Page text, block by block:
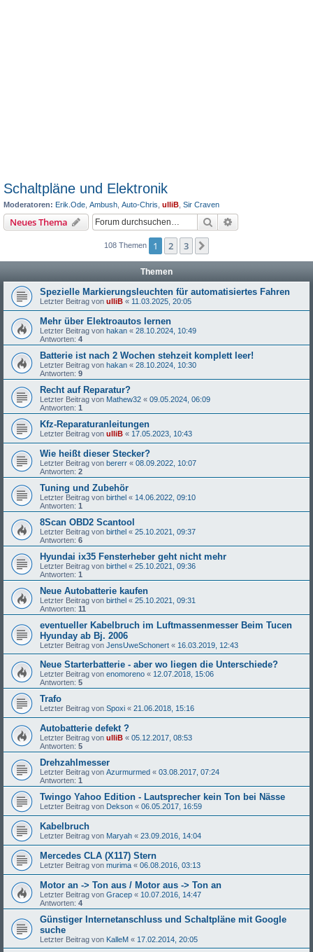
Schaltpläne und Elektronik
Moderatoren: Erik.Ode Ambush Auto-Chris ulliB Sir Craven
Neues Thema Suche
108 Themen 1 2 3
Themen
Spezielle Markierungsleuchten für automatisiertes Fahren
Letzter Beitrag von ulliB « 11.03.2025, 20:05
Mehr über Elektroautos lernen
Letzter Beitrag von hakan « 28.10.2024, 10:49
Antworten: 4
Batterie ist nach 2 Wochen stehzeit komplett leer!
Letzter Beitrag von hakan « 28.10.2024, 10:30
Antworten: 9
Recht auf Reparatur?
Letzter Beitrag von Mathew32 « 09.05.2024, 06:09
Antworten: 1
Kfz-Reparaturanleitungen
Letzter Beitrag von ulliB « 17.05.2023, 10:43
Wie heißt dieser Stecker?
Letzter Beitrag von bererr « 08.09.2022, 10:07
Antworten: 2
Tuning und Zubehör
Letzter Beitrag von birthel « 14.06.2022, 09:10
Antworten: 1
8Scan OBD2 Scantool
Letzter Beitrag von birthel « 25.10.2021, 09:37
Antworten: 6
Hyundai ix35 Fensterheber geht nicht mehr
Letzter Beitrag von birthel « 25.10.2021, 09:36
Antworten: 1
Neue Autobatterie kaufen
Letzter Beitrag von birthel « 25.10.2021, 09:31
Antworten: 11
eventueller Kabelbruch im Luftmassenmesser Beim Tucen
Hyunday ab Bj. 2006
Letzter Beitrag von JensUweSchonert « 16.03.2019, 12:43
Neue Starterbatterie - aber wo liegen die Unterschiede?
Letzter Beitrag von enomoreno « 12.07.2018, 15:06
Antworten: 5
Trafo
Letzter Beitrag von Spoxi « 21.06.2018, 15:16
Autobatterie defekt ?
Letzter Beitrag von ulliB « 05.12.2017, 08:53
Antworten: 5
Drehzahlmesser
Letzter Beitrag von Azurmurmed « 03.08.2017, 07:24
Antworten: 1
Twingo Yahoo Edition - Lautsprecher kein Ton bei Nässe
Letzter Beitrag von Dekson « 06.05.2017, 16:59
Kabelbruch
Letzter Beitrag von Maryah « 23.09.2016, 14:04
Mercedes CLA (X117) Stern
Letzter Beitrag von murima « 06.08.2016, 03:13
Motor an -> Ton aus / Motor aus -> Ton an
Letzter Beitrag von Gracep « 10.07.2016, 14:47
Antworten: 4
Günstiger Internetanschluss und Schaltpläne mit Google
suche
Letzter Beitrag von KalleM « 17.02.2014, 20:05